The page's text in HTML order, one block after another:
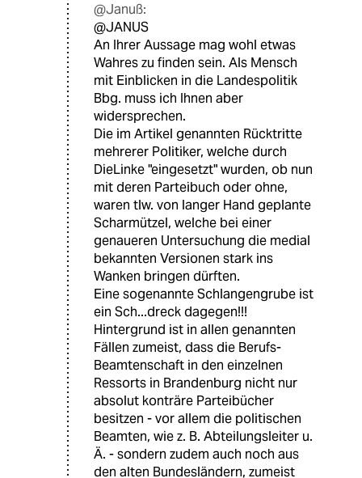
@Januß:
@JANUS
An Ihrer Aussage mag wohl etwas
Wahres zu finden sein. Als Mensch
mit Einblicken in die Landespolitik
Bbg. muss ich Ihnen aber
widersprechen.
Die im Artikel genannten Rücktritte
mehrerer Politiker, welche durch
DieLinke "eingesetzt" wurden, ob nun
mit deren Parteibuch oder ohne,
waren tlw. von langer Hand geplante
Scharmützel, welche bei einer
genaueren Untersuchung die medial
bekannten Versionen stark ins
Wanken bringen dürften.
Eine sogenannte Schlangengrube ist
ein Sch...dreck dagegen!!!
Hintergrund ist in allen genannten
Fällen zumeist, dass die Berufs-
Beamtenschaft in den einzelnen
Ressorts in Brandenburg nicht nur
absolut konträre Parteibücher
besitzen - vor allem die politischen
Beamten, wie z. B. Abteilungsleiter u.
Ä. - sondern zudem auch noch aus
den alten Bundesländern, zumeist